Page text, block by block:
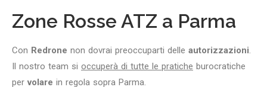
Zone Rosse ATZ a Parma
Con Redrone non dovrai preoccuparti delle autorizzazioni
Il nostro team si occuperà di tutte le pratiche burocratiche
pervolare in regola sopra Parma.